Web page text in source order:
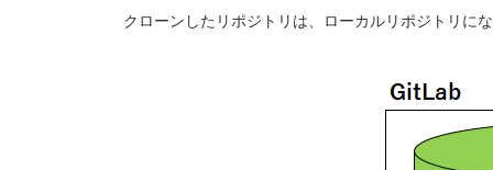
クローンしたリポジトリは、ローカルリポジトリに